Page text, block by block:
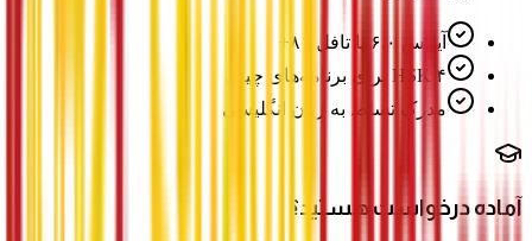
آیلتس ۶.۰ یا تافل ۸۰+
HSK ۴ برای برنامه‌های چینی
مدرک تسلط به زبان انگلیسی
آماده درخواست هستید؟